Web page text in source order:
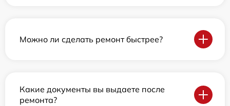
Можно ли сделать ремонт быстрее?
Какие документы вы выдаете после
ремонта?